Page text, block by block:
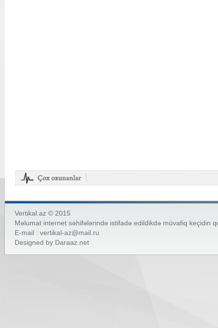
Vertikal.az © 2015
Məlumat internet səhifələrində istifadə edildikdə müvafiq keçidin
E-mail : vertikal-az@mail.ru
Designed by Daraaz.net